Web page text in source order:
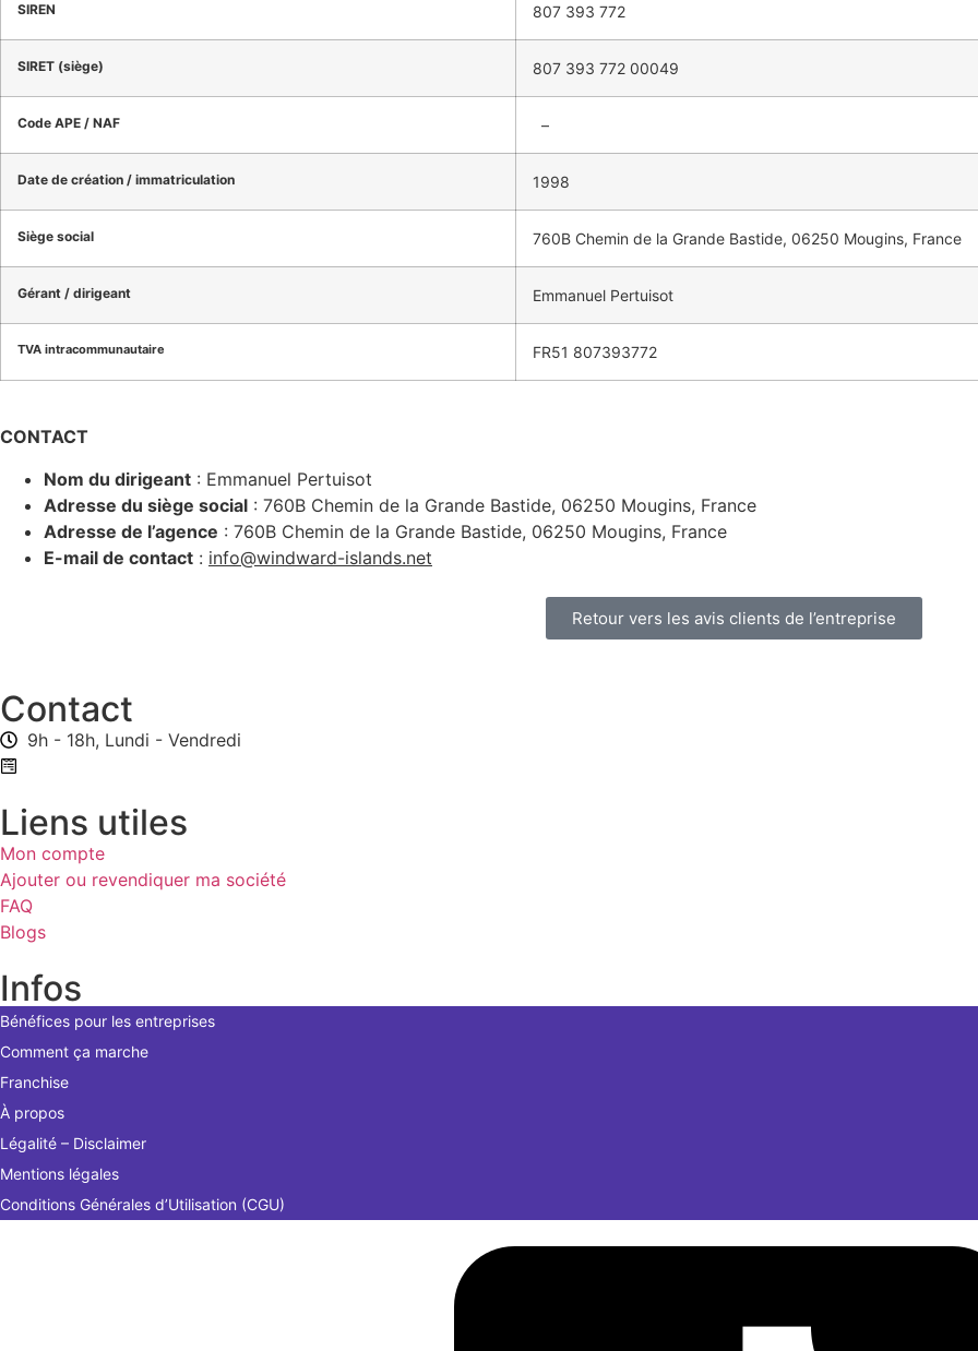
SIREN 807 393 772
SIRET (siège) 807 393 772 00049
Code APE / NAF –
Date de création / immatriculation 1998
Siège social 760B Chemin de la Grande Bastide, 06250 Mougins, France
Gérant / dirigeant Emmanuel Pertuisot
TVA intracommunautaire FR51 807393772
CONTACT
Nom du dirigeant : Emmanuel Pertuisot
Adresse du siège social : 760B Chemin de la Grande Bastide, 06250 Mougins, France
Adresse de l’agence : 760B Chemin de la Grande Bastide, 06250 Mougins, France
E-mail de contact : info@windward-islands.net
Retour vers les avis clients de l’entreprise
Contact
9h - 18h, Lundi - Vendredi
Liens utiles
Mon compte
Ajouter ou revendiquer ma société
FAQ
Blogs
Infos
Bénéfices pour les entreprises
Comment ça marche
Franchise
À propos
Légalité – Disclaimer
Mentions légales
Conditions Générales d’Utilisation (CGU)